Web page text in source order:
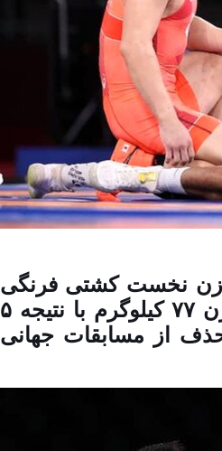
وزن نخست کشتی فرنگی
قهرمانی جهان محمدعلی گرایی در دور دوم وزن ۷۷ کیلوگرم با نتیجه ۵
حذف از مسابقات جهانی